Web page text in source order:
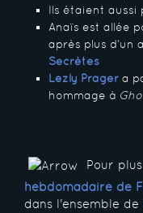
Ils étaient aussi
Anaïs est allée
après plus d’un
Secrètes
Lezly Prager a
hommage à
Pour
hebdomadaire de
dans l'ensemble de